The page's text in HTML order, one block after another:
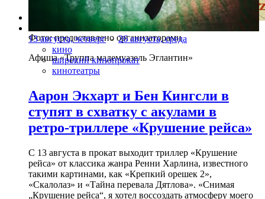
Фото: предоставлено организаторами
Афиша «Труппа мадемуазель Эглантин»
13 августа, четверг-26 августа, среда
кино
широкий кинопрокат
кинотеатры
Аарон Экхарт и Бен Кингсли в
ступят в схватку с акулами в
ретро-триллере «Крушение рейса»
С 13 августа в прокат выходит триллер «Крушение
рейса» от классика жанра Ренни Харлина, известного
такими картинами, как «Крепкий орешек 2»,
«Скалолаз» и «Тайна перевала Дятлова». «Снимая
„Крушение рейса“, я хотел воссоздать атмосферу моего